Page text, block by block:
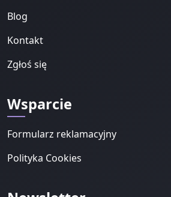
Blog
Kontakt
Zgłoś się
Wsparcie
Formularz reklamacyjny
Polityka Cookies